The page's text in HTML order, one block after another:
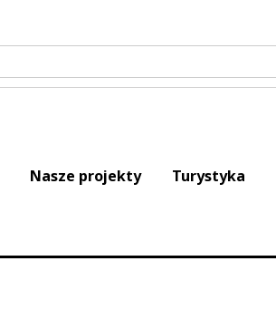
Nasze projekty Turystyka